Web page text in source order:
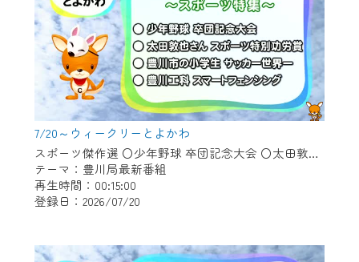
7/20～ウィークリーとよかわ
スポーツ傑作選 〇少年野球 卒団記念大会 〇太田敦也さん スポーツ特別功労賞 〇豊川市の小学生 サッカー世界一 〇豊川工科 スマートフェンシング
テーマ：豊川局最新番組
再生時間：00:15:00
登録日：2026/07/20